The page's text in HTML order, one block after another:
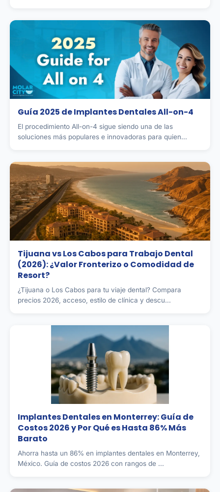
Guía 2025 de Implantes Dentales All-on-4
El procedimiento All-on-4 sigue siendo una de las
soluciones más populares e innovadoras para quien...
Tijuana vs Los Cabos para Trabajo Dental
(2026): ¿Valor Fronterizo o Comodidad de
Resort?
¿Tijuana o Los Cabos para tu viaje dental? Compara
precios 2026, acceso, estilo de clínica y descu...
Implantes Dentales en Monterrey: Guía de
Costos 2026 y Por Qué es Hasta 86% Más
Barato
Ahorra hasta un 86% en implantes dentales en Monterrey,
México. Guía de costos 2026 con rangos de ...